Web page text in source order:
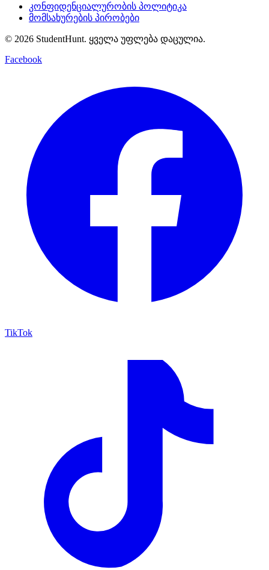
კონფიდენციალურობის პოლიტიკა
მომსახურების პირობები
© 2026 StudentHunt. ყველა უფლება დაცულია.
Facebook
TikTok